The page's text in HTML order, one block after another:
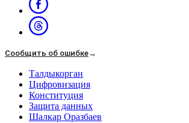
Сообщить об ошибке→
Талдыкорган
Цифровизация
Конституция
Защита данных
Шалкар Оразбаев